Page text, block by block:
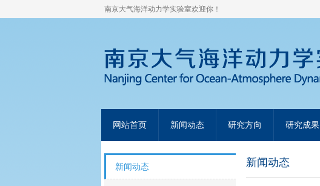
南京大气海洋动力学实验室欢迎你！
网站首页 新闻动态 研究方向 研究成果
新闻动态 新闻动态